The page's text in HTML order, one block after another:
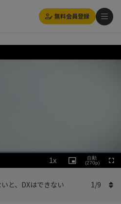
無料会員登録
1x
Rate
Picture-
in-
自動
(270p)
と、DXはできない 1/9